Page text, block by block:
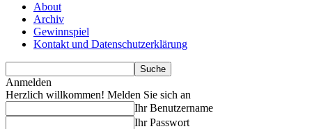
About
Archiv
Gewinnspiel
Kontakt und Datenschutzerklärung
Anmelden
Herzlich willkommen! Melden Sie sich an
Ihr Benutzername
Ihr Passwort